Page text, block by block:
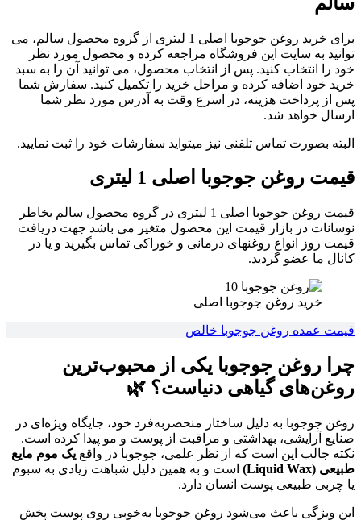
برای خرید روغن جوجوبا اصلی 1 لیتری از گروه محصول سالم، می
توانید به سایت این فروشگاه مراجعه کرده و محصول مورد نظر
خود را انتخاب کنید. پس از انتخاب محصول، می توانید آن را به سبد
خرید خود اضافه کرده و مراحل خرید را تکمیل کنید. سفارش شما
پس از پرداخت هزینه، در اسرع وقت به آدرس مورد نظر شما
ارسال خواهد شد.
البته بصورت تماس تلفنی نیز میتواید سفارشات خود را ثبت نمایید.
قیمت روغن جوجوبا اصلی 1 لیتری
قیمت روغن جوجوبا اصلی 1 لیتری در گروه محصول سالم بخاطر
نوسانات در بازار قیمت این محصول متغیر می باشد جهت دریافت
قیمت روز انواع روغنهای درمانی و خوراکی تماس بگیرید و یا در
کانال ما عضو گردید.
خرید روغن جوجوبا اصلی
قیمت عمده روغن جوجوبا خالص
چرا روغن جوجوبا یکی از محبوب‌ترین
روغن‌های گیاهی دنیاست؟ 🌿
روغن جوجوبا به دلیل ساختار منحصربه‌فرد خود، جایگاه ویژه‌ای در
صنایع آرایشی، بهداشتی و مراقبت از پوست و مو پیدا کرده است.
نکته جالب این است که از نظر علمی، جوجوبا در واقع یک موم مایع
طبیعی (Liquid Wax)
است و به همین دلیل شباهت زیادی به سبوم
یا چربی طبیعی پوست انسان دارد.
این ویژگی باعث می‌شود روغن جوجوبا به‌خوبی روی پوست پخش